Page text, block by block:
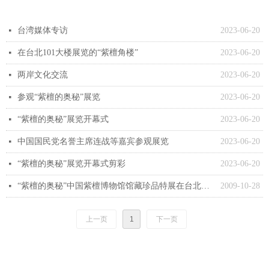
2023-06-20
넷 台湾媒体专访
2023-06-20
넷 在台北101大楼展览的“紫檀角楼”
2023-06-20
넷 两岸文化交流
2023-06-20
넷 参观“紫檀的奥秘”展览
2023-06-20
넷 “紫檀的奥秘”展览开幕式
2023-06-20
넷 中国国民党名誉主席连战等嘉宾参观展览
2023-06-20
넷 “紫檀的奥秘”展览开幕式剪彩
2009-10-28
넷 “紫檀的奥秘”中国紫檀博物馆馆藏珍品特展在台北开幕
上一页 1 下一页